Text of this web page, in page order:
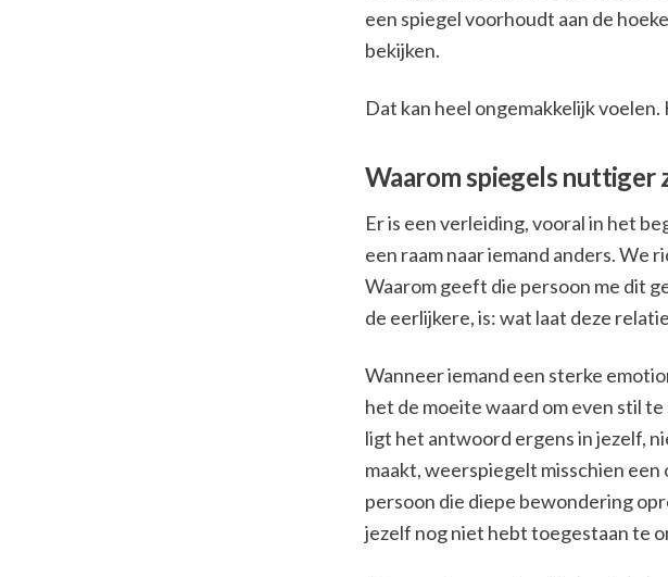
een spiegel voorhoudt aan de
bekijken.
Dat kan heel ongemakkelijk
Waarom spiegels nuttiger
Er is een verleiding, vooral in het
een raam naar iemand anders. We
Waarom geeft die persoon me dit
de eerlijkere, is: wat laat deze
Wanneer iemand een sterke
het de moeite waard om even stil
ligt het antwoord ergens in jezelf,
maakt, weerspiegelt misschien
persoon die diepe bewondering
jezelf nog niet hebt toegestaan te